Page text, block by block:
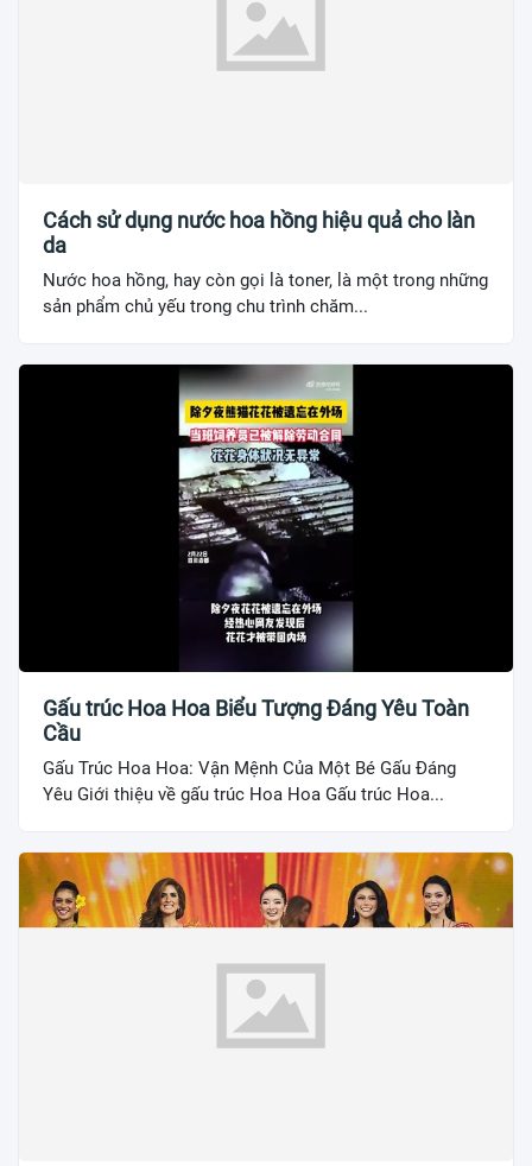
Cách sử dụng nước hoa hồng hiệu quả cho làn
da
Nước hoa hồng, hay còn gọi là toner, là một trong những
sản phẩm chủ yếu trong chu trình chăm...
Gấu trúc Hoa Hoa Biểu Tượng Đáng Yêu Toàn
Cầu
Gấu Trúc Hoa Hoa: Vận Mệnh Của Một Bé Gấu Đáng
Yêu Giới thiệu về gấu trúc Hoa Hoa Gấu trúc Hoa...